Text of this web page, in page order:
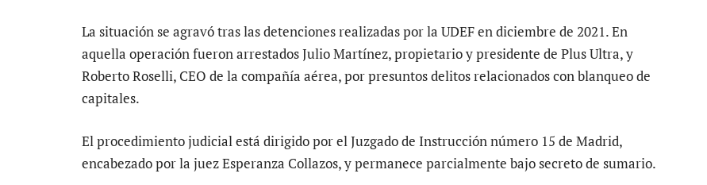
La situación se agravó tras las detenciones realizadas por la UDEF en diciembre de 2021. En
aquella operación fueron arrestados Julio Martínez, propietario y presidente de Plus Ultra, y
Roberto Roselli, CEO de la compañía aérea, por presuntos delitos relacionados con blanqueo de
capitales.
El procedimiento judicial está dirigido por el Juzgado de Instrucción número 15 de Madrid,
encabezado por la juez Esperanza Collazos, y permanece parcialmente bajo secreto de sumario.